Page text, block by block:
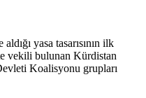
yasa tasarısının ilk
vekili bulunan Kürdistan
Koalisyonu grupları